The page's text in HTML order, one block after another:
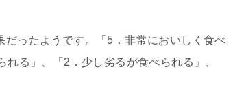
ったようです。「5．非常においしく食べ
る」、「2．少し劣るが食べられる」、